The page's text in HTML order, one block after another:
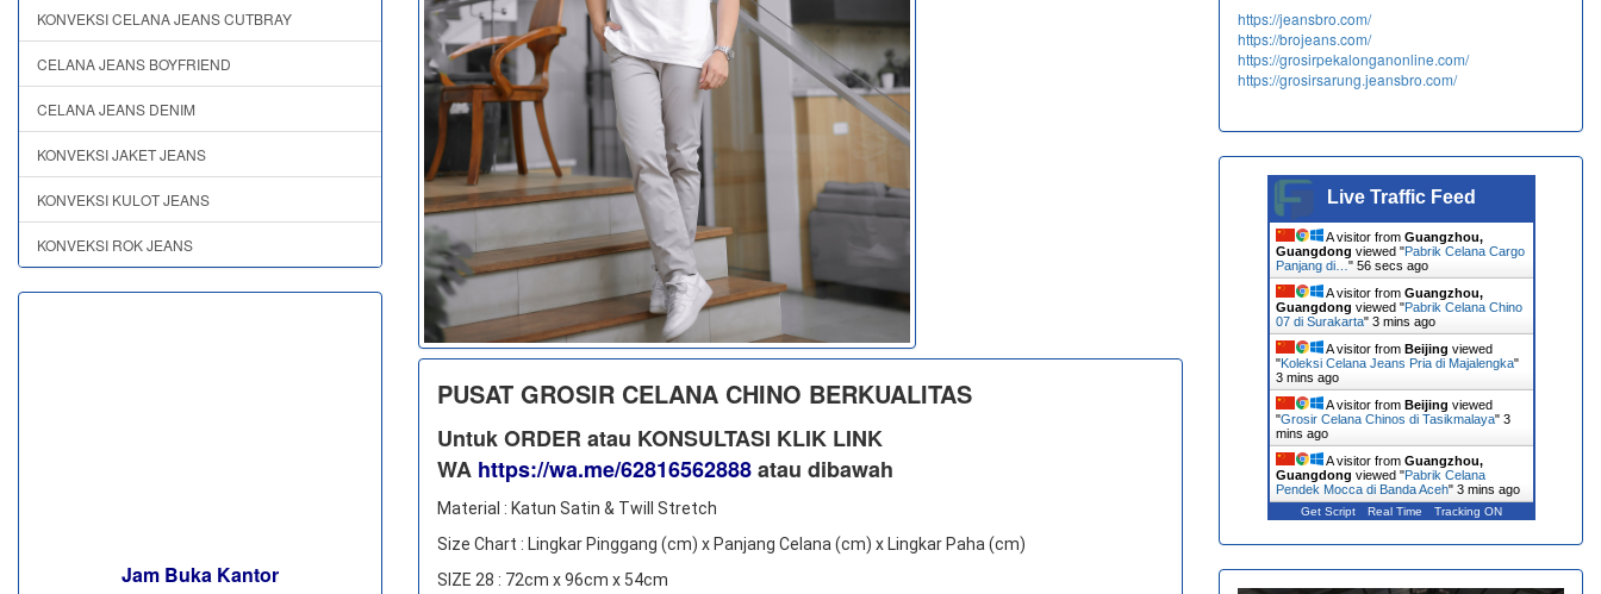
PUSAT GROSIR CELANA CHINO BERKUALITAS
Untuk ORDER atau KONSULTASI KLIK LINK
WA https://wa.me/62816562888​ atau dibawah
Material : Katun Satin & Twill Stretch
Size Chart : Lingkar Pinggang (cm) x Panjang Celana (cm) x Lingkar Paha (cm)
SIZE 28 : 72cm x 96cm x 54cm
KONVEKSI CELANA JEANS CUTBRAY
CELANA JEANS BOYFRIEND
CELANA JEANS DENIM
KONVEKSI JAKET JEANS
KONVEKSI KULOT JEANS
KONVEKSI ROK JEANS
Jam Buka Kantor
https://jeansbro.com/
https://brojeans.com/
https://grosirpekalonganonline.com/
https://grosirsarung.jeansbro.com/
Live Traffic Feed
A visitor from Guangzhou,
Guangdong viewed "Pabrik Celana Cargo
Panjang di… " 56 secs ago
A visitor from Guangzhou,
Guangdong viewed "Pabrik Celana Chino
07 di Surakarta" 3 mins ago
A visitor from Beijing viewed
"Koleksi Celana Jeans Pria di Majalengka"
3 mins ago
A visitor from Beijing viewed
"Grosir Celana Chinos di Tasikmalaya" 3
mins ago
A visitor from Guangzhou,
Guangdong viewed "Pabrik Celana
Pendek Mocca di Banda Aceh" 3 mins ago
Get Script Real Time Tracking ON